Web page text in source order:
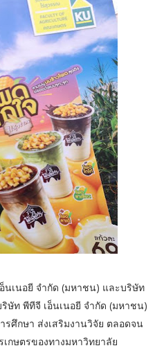
นเนอยี จำกัด (มหาชน) และบริษัท
ษัท พีทีจี เอ็นเนอยี จำกัด (มหาชน)
ศึกษา ส่งเสริมงานวิจัย ตลอดจน
กษตรของทางมหาวิทยาลัย